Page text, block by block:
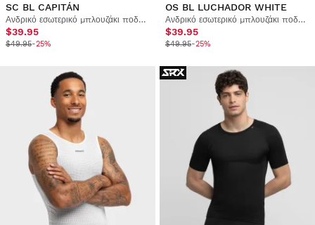
SC BL CAPITÁN
Ανδρικό εσωτερικό μπλουζάκι ποδηλασίας Real Sporting de Gijón x Siroko
$39.95
$49.95-25%
OS BL LUCHADOR WHITE
Ανδρικό εσωτερικό μπλουζάκι ποδηλασίας Club Atlético Osasuna x Siroko
$39.95
$49.95-25%